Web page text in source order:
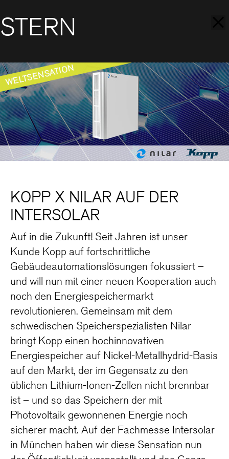
STERN
KOPP X NILAR AUF DER
INTERSOLAR
Auf in die Zukunft! Seit Jahren ist unser
Kunde Kopp auf fortschrittliche
Gebäudeautomationslösungen fokussiert –
und will nun mit einer neuen Kooperation auch
noch den Energiespeichermarkt
revolutionieren. Gemeinsam mit dem
schwedischen Speicherspezialisten Nilar
bringt Kopp einen hochinnovativen
Energiespeicher auf Nickel-Metallhydrid-Basis
auf den Markt, der im Gegensatz zu den
üblichen Lithium-Ionen-Zellen nicht brennbar
ist – und so das Speichern der mit
Photovoltaik gewonnenen Energie noch
sicherer macht. Auf der Fachmesse Intersolar
in München haben wir diese Sensation nun